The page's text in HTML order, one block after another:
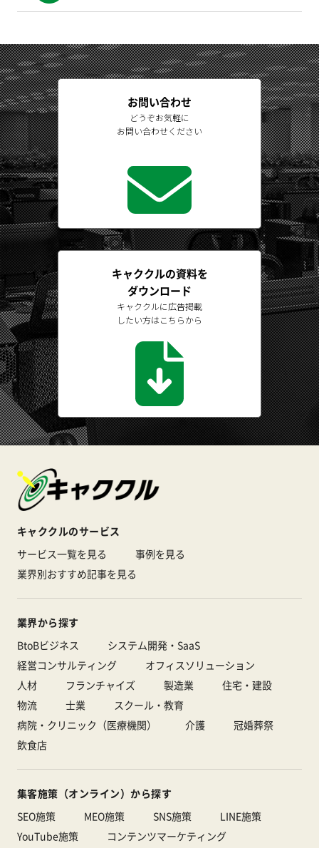
お問い合わせ
どうぞお気軽に
お問い合わせください
キャククルの資料を
ダウンロード
キャククルに広告掲載
したい方はこちらから
キャククルのサービス
サービス一覧を見る
事例を見る
業界別おすすめ記事を見る
業界から探す
BtoBビジネス
システム開発・SaaS
経営コンサルティング
オフィスソリューション
人材
フランチャイズ 製造業
住宅・建設
物流
士業
スクール・教育
病院・クリニック（医療機関）
介護
冠婚葬祭
飲食店
集客施策（オンライン）から探す
SEO施策
MEO施策 SNS施策
LINE施策
YouTube施策
コンテンツマーケティング